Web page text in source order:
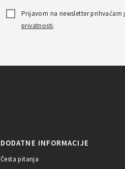
Prijavom na newsletter prihvaćam
privatnosti.
DODATNE INFORMACIJE
Česta pitanja